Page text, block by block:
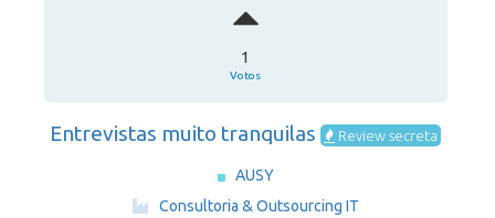
1
Votos
Entrevistas muito tranquilas Review secreta
AUSY
·
Consultoria & Outsourcing IT